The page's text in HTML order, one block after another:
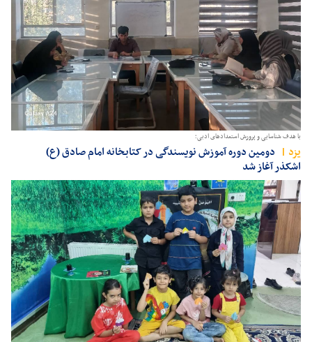
با هدف شناسایی و پرورش استعدادهای ادبی؛
يزد
دومین دوره آموزش نویسندگی در کتابخانه امام صادق (ع)
اشکذر آغاز شد